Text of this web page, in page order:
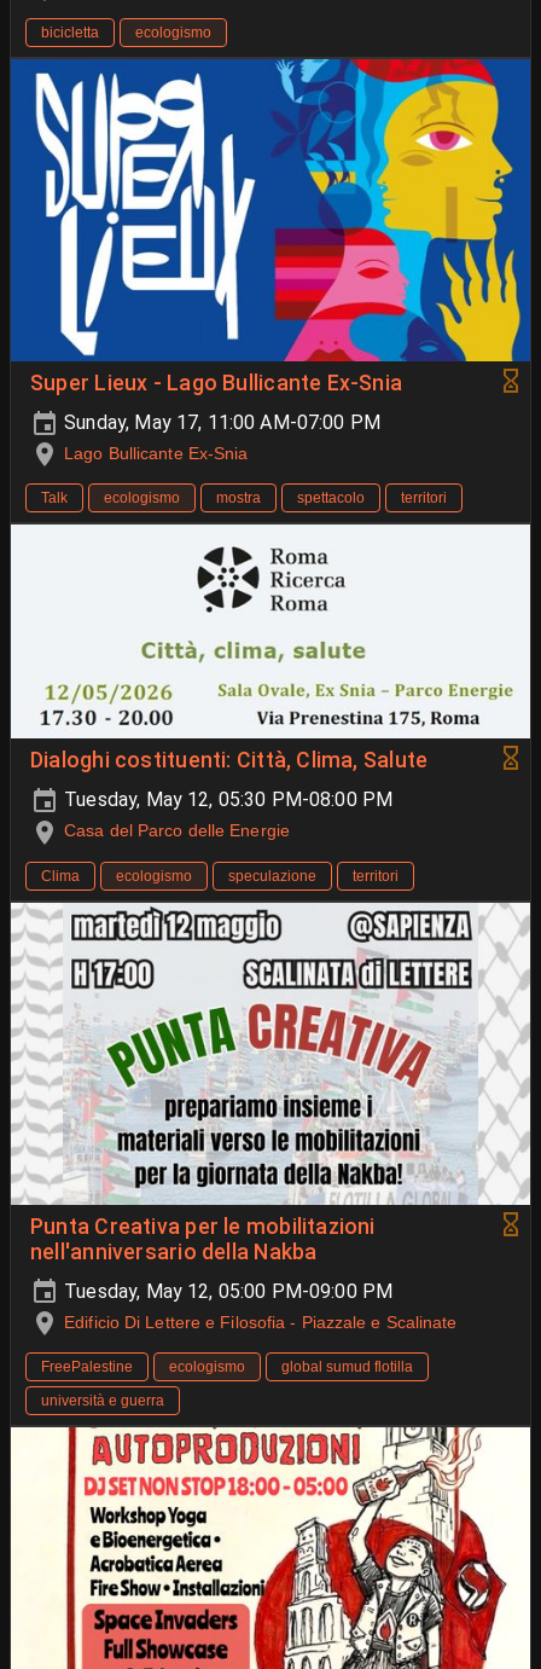
bicicletta ecologismo
Super Lieux - Lago Bullicante Ex-Snia
Sunday, May 17, 11:00 AM-07:00 PM
Lago Bullicante Ex-Snia
Talk ecologismo mostra spettacolo territori
Dialoghi costituenti: Città, Clima, Salute
Tuesday, May 12, 05:30 PM-08:00 PM
Casa del Parco delle Energie
Clima ecologismo speculazione territori
Punta Creativa per le mobilitazioni
nell'anniversario della Nakba
Tuesday, May 12, 05:00 PM-09:00 PM
Edificio Di Lettere e Filosofia - Piazzale e Scalinate
FreePalestine ecologismo
global sumud flotilla
università e guerra